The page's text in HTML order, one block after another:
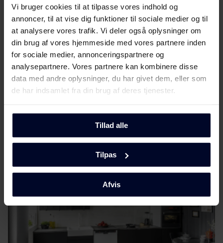
Vi bruger cookies til at tilpasse vores indhold og
annoncer, til at vise dig funktioner til sociale medier og til
at analysere vores trafik. Vi deler også oplysninger om
din brug af vores hjemmeside med vores partnere inden
for sociale medier, annonceringspartnere og
analysepartnere. Vores partnere kan kombinere disse
data med andre oplysninger, du har givet dem, eller som
de har indsamlet fra din brug af deres tjenester.
Tillad alle
Tilpas
Afvis
VælgGRAM
...fordi vi fokuserer på kvalitet og holdbarhed ved at
husholdningsapparater ved hjælp af tidløst
skandinavisk design for at gøre dem enestående.